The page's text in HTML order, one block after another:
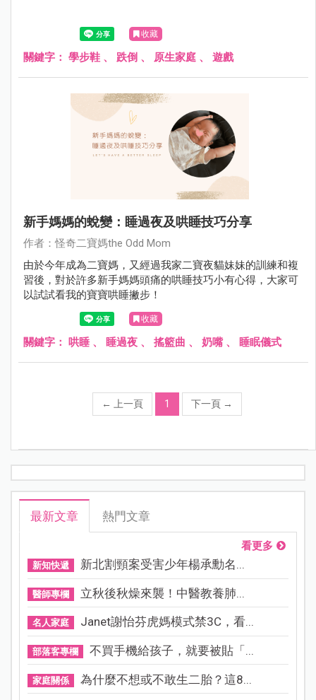
收藏
關鍵字： 學步鞋 、 跌倒 、 原生家庭 、 遊戲
新手媽媽的蛻變：睡過夜及哄睡技巧分享
作者：怪奇二寶媽the Odd Mom
由於今年成為二寶媽，又經過我家二寶夜貓妹妹的訓練和複
習後，對於許多新手媽媽頭痛的哄睡技巧小有心得，大家可
以試試看我的寶寶哄睡撇步！
收藏
關鍵字： 哄睡 、 睡過夜 、 搖籃曲 、 奶嘴、 睡眠儀式
← 上一頁 1 下一頁 →
最新文章 熱門文章
看更多
新知快遞 新北割頸案受害少年楊承勳名...
醫師專欄 立秋後秋燥來襲！中醫教養肺...
名人家庭 Janet謝怡芬虎媽模式禁3C，看...
部落客專欄 不買手機給孩子，就要被貼「...
家庭關係 為什麼不想或不敢生二胎？這8...